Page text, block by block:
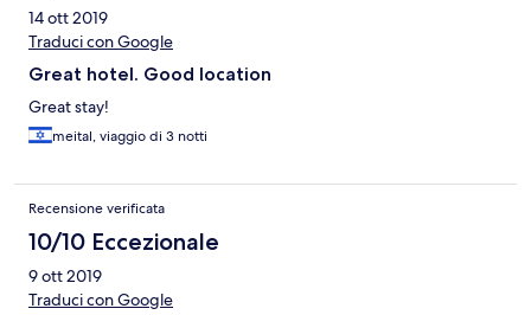
14 ott 2019
Traduci con Google
Great hotel. Good location
Great stay!
meital, viaggio di 3 notti
Recensione verificata
10/10 Eccezionale
9 ott 2019
Traduci con Google